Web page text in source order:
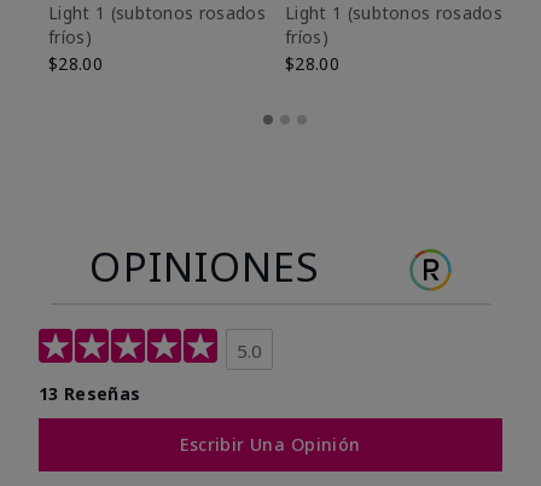
Light 1​ (subtonos rosados
fríos)
$28.00
Light 1​ (subtonos rosados
fríos)
$28.00
OPINIONES
5.0
13 Reseñas
Escribir Una Opinión